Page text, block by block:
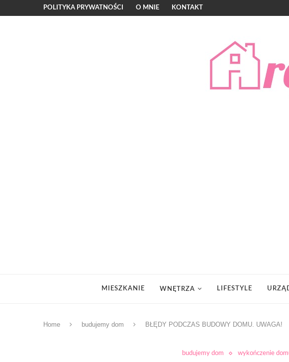
POLITYKA PRYWATNOŚCI O MNIE KONTAKT
MIESZKANIE WNĘTRZA LIFESTYLE
Home budujemy dom BŁĘDY PODCZAS BUDOWY DOMU. UWAGA!
budujemy dom wykończenie